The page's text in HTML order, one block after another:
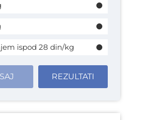
ispod 28 din/kg
REZULTATI